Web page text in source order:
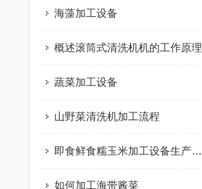
海藻加工设备
概述滚筒式清洗机机的工作原理
蔬菜加工设备
山野菜清洗机加工流程
即食鲜食糯玉米加工设备生产过程
如何加工海带酱菜